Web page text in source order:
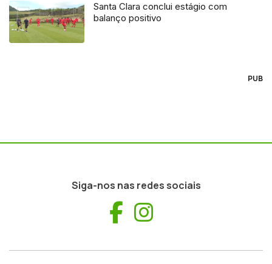
Santa Clara conclui estágio com
balanço positivo
PUB
Siga-nos nas redes sociais
Facebook